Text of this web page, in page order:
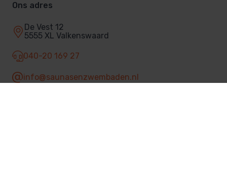
Ons adres
De Vest 12
5555 XL Valkenswaard
040-20 169 27
info@saunasenzwembaden.nl